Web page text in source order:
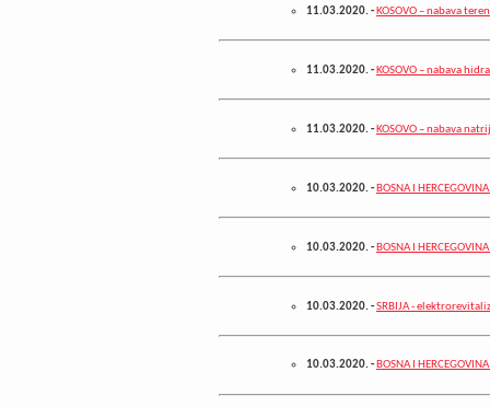
11.03.2020.- KOSOVO – nabava
11.03.2020.- KOSOVO – nabava
11.03.2020.- KOSOVO – nabava
10.03.2020.- BOSNA I
10.03.2020.- BOSNA I
10.03.2020.-SRBIJA -
10.03.2020.-BOSNA I